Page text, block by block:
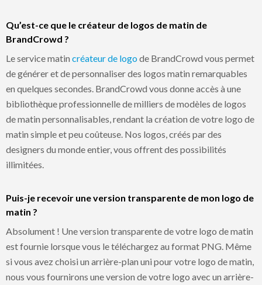
Qu’est-ce que le créateur de logos de matin de
BrandCrowd ?
Le service matin créateur de logode BrandCrowd vous permet
de générer et de personnaliser des logos matin remarquables
en quelques secondes. BrandCrowd vous donne accès à une
bibliothèque professionnelle de milliers de modèles de logos
de matin personnalisables, rendant la création de votre logo de
matin simple et peu coûteuse. Nos logos, créés par des
designers du monde entier, vous offrent des possibilités
illimitées.
Puis-je recevoir une version transparente de mon logo de
matin ?
Absolument ! Une version transparente de votre logo de matin
est fournie lorsque vous le téléchargez au format PNG. Même
si vous avez choisi un arrière-plan uni pour votre logo de matin,
nous vous fournirons une version de votre logo avec un arrière-